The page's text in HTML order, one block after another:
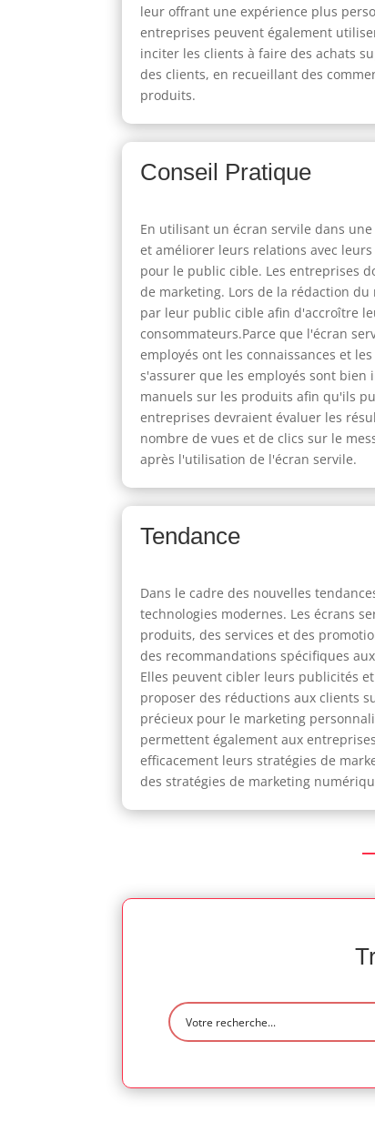
leur offrant une expérience plus
entreprises peuvent également
inciter les clients à faire des achats
des clients, en recueillant des
produits.
Conseil Pratique
En utilisant un écran servile dans
et améliorer leurs relations avec
pour le public cible. Les entreprises
de marketing. Lors de la rédaction
par leur public cible afin d'accroître
consommateurs.Parce que l'écran
employés ont les connaissances et
s'assurer que les employés sont
manuels sur les produits afin qu'ils
entreprises devraient évaluer les
nombre de vues et de clics sur le
après l'utilisation de l'écran servile.
Tendance
Dans le cadre des nouvelles
technologies modernes. Les écrans
produits, des services et des
des recommandations spécifiques
Elles peuvent cibler leurs publicités
proposer des réductions aux clients
précieux pour le marketing
permettent également aux
efficacement leurs stratégies de
des stratégies de marketing